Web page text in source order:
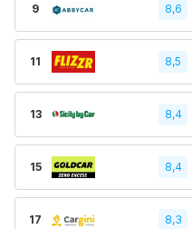
9 8,6
11 8,5
13 8,4
15 8,4
17 8,3